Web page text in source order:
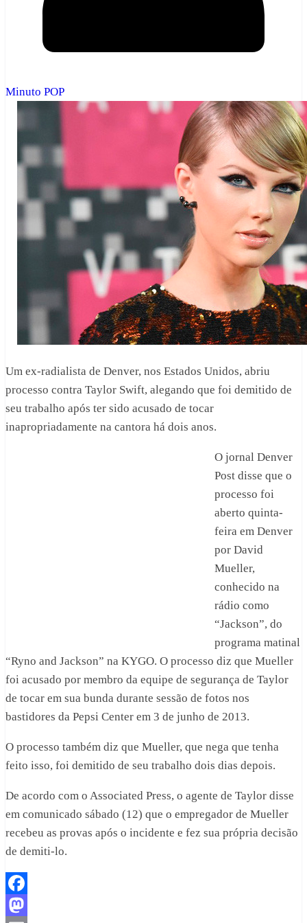
Minuto POP
Um ex-radialista de Denver, nos Estados Unidos, abriu
processo contra Taylor Swift, alegando que foi demitido de
seu trabalho após ter sido acusado de tocar
inapropriadamente na cantora há dois anos.
O jornal Denver
Post disse que o
processo foi
aberto quinta-
feira em Denver
por David
Mueller,
conhecido na
rádio como
“Jackson”, do
programa matinal
“Ryno and Jackson” na KYGO. O processo diz que Mueller
foi acusado por membro da equipe de segurança de Taylor
de tocar em sua bunda durante sessão de fotos nos
bastidores da Pepsi Center em 3 de junho de 2013.
O processo também diz que Mueller, que nega que tenha
feito isso, foi demitido de seu trabalho dois dias depois.
De acordo com o Associated Press, o agente de Taylor disse
em comunicado sábado (12) que o empregador de Mueller
recebeu as provas após o incidente e fez sua própria decisão
de demiti-lo.
Facebook